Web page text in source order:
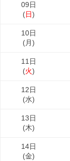
09日
(日)
10日
(月)
11日
(火)
12日
(水)
13日
(木)
14日
(金)